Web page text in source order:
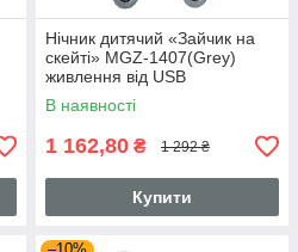
Нічник дитячий «Зайчик на
скейті» MGZ-1407(Grey)
живлення від USB
В наявності
1 162,80 ₴ 1 292 ₴
Купити